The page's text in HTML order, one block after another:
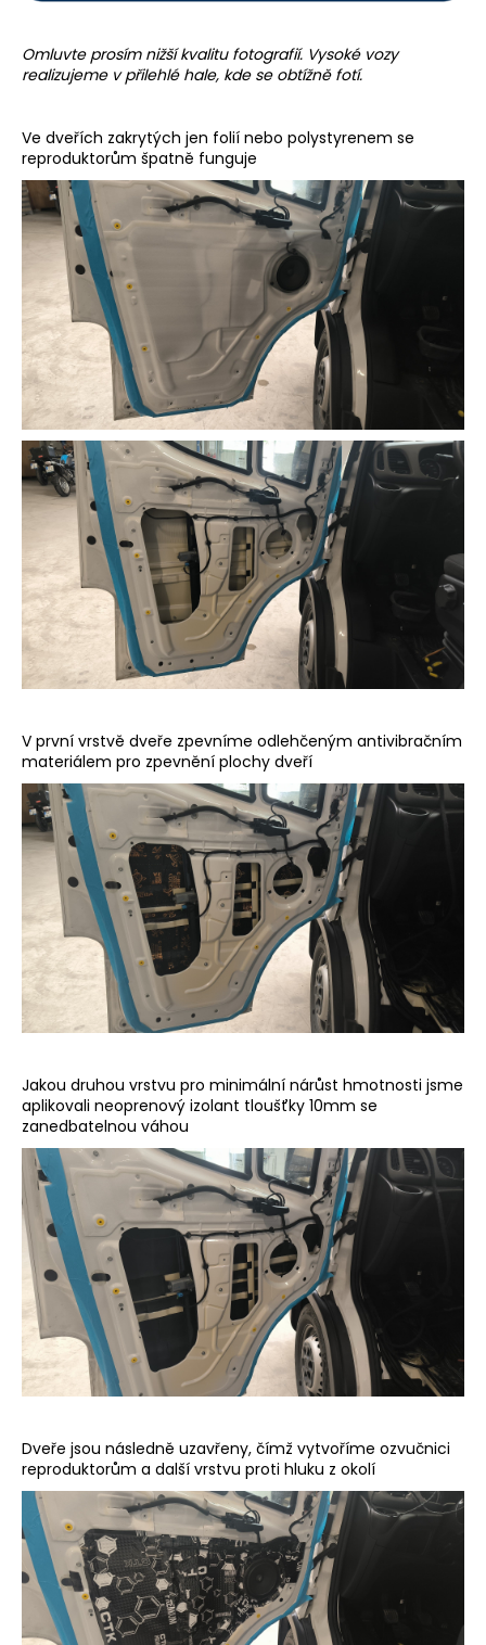
Omluvte prosím nižší kvalitu fotografií. Vysoké vozy
realizujeme v přilehlé hale, kde se obtížně fotí.
Ve dveřích zakrytých jen folií nebo polystyrenem se
reproduktorům špatně funguje
V první vrstvě dveře zpevníme odlehčeným antivibračním
materiálem pro zpevnění plochy dveří
Jakou druhou vrstvu pro minimální nárůst hmotnosti jsme
aplikovali neoprenový izolant tloušťky 10mm se
zanedbatelnou váhou
Dveře jsou následně uzavřeny, čímž vytvoříme ozvučnici
reproduktorům a další vrstvu proti hluku z okolí